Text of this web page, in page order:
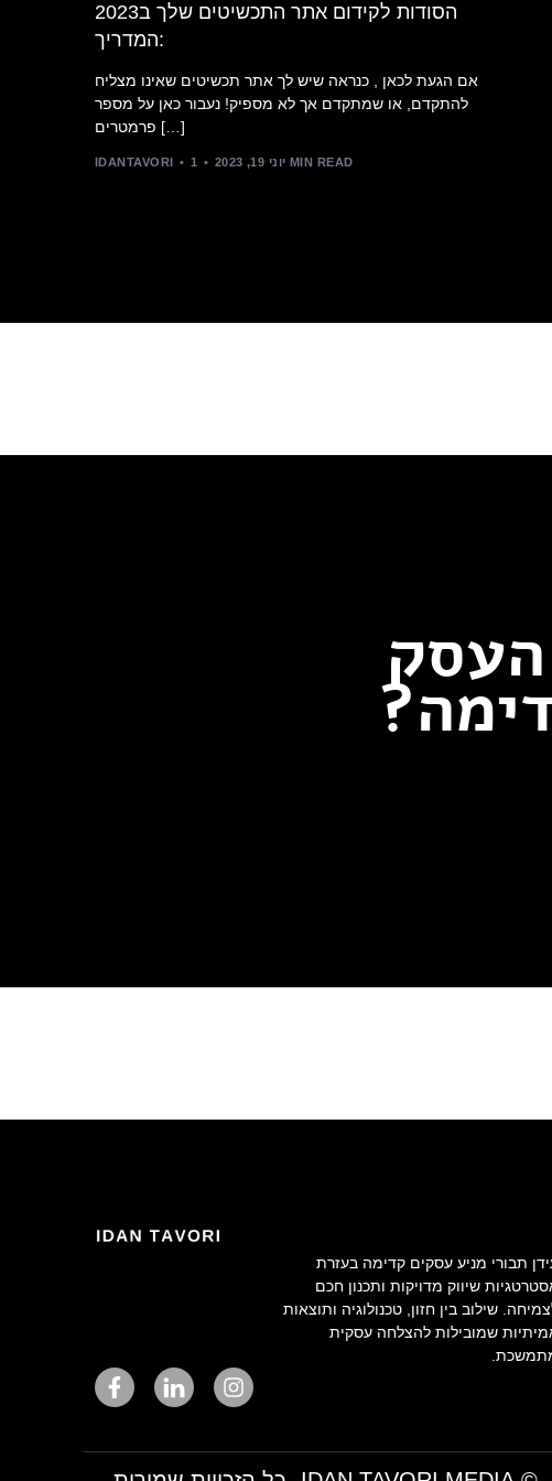
הסודות לקידום אתר התכשיטים שלך ב2023
:המדריך
אם הגעת לכאן , כנראה שיש לך אתר תכשיטים שאינו מצליח
להתקדם, או שמתקדם אך לא מספיק! נעבור כאן על מספר
פרמטרים […]
IDANTAVORI יוני 19, 2023 1 MIN READ
תבורי מניע עסקים קדימה בעזרת
שיווק מדויקות ותכנון חכם
שילוב בין חזון, טכנולוגיה ותוצאות
שמובילות להצלחה עסקית